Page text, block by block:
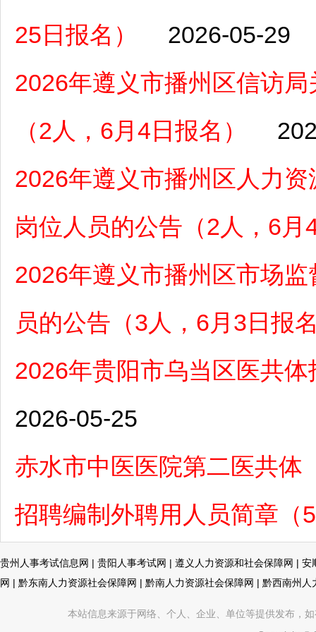
25日报名）
2026-05-29
2026年遵义市播州区信访
（2人，6月4日报名）
2026年遵义市播州区人力
岗位人员的公告（2人，6月
2026年遵义市播州区市场
员的公告（3人，6月3日报
2026年贵阳市乌当区医共
2026-05-25
赤水市中医医院第二医共体
招聘编制外聘用人员简章（
贵州人事考试信息网 | 贵阳人事考试网 | 遵义人力资源和社会保障网 | 安
网 | 黔东南人力资源社会保障网 | 黔南人力资源社会保障网 | 黔西南州人
本站信息来源于网络、个人、企业、单位等提供发布，